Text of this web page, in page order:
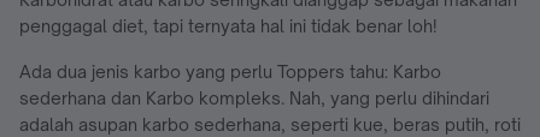
penggagal diet, tapi ternyata hal ini tidak benar loh!
Ada dua jenis karbo yang perlu Toppers tahu: Karbo
sederhana dan Karbo kompleks. Nah, yang perlu dihindari
adalah asupan karbo sederhana, seperti kue, beras putih, roti